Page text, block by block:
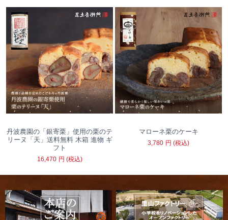
丹波農園の「銀寄栗」使用の栗のテ
リーヌ「天」送料無料 木箱 進物 ギ
フト
16,470 円 (税込)
マローネ栗のケーキ
3,780 円 (税込)